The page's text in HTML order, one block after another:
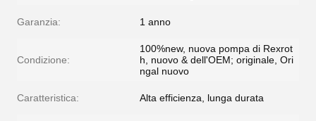
Garanzia: 1 anno
Condizione:
100%new, nuova pompa di Rexrot
h, nuovo & dell'OEM; originale, Ori
ngal nuovo
Caratteristica: Alta efficienza, lunga durata